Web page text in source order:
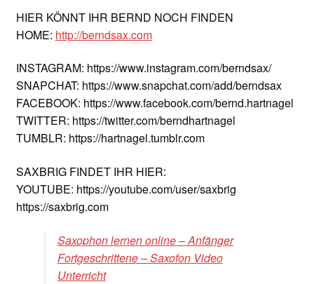
HIER KÖNNT IHR BERND NOCH FINDEN
HOME: http://berndsax.com
INSTAGRAM: https://www.instagram.com/berndsax/
SNAPCHAT: https://www.snapchat.com/add/berndsax
FACEBOOK: https://www.facebook.com/bernd.hartnagel
TWITTER: https://twitter.com/berndhartnagel
TUMBLR: https://hartnagel.tumblr.com
SAXBRIG FINDET IHR HIER:
YOUTUBE: https://youtube.com/user/saxbrig
https://saxbrig.com
Saxophon lernen online – Anfänger
Fortgeschrittene – Saxofon Video
Unterricht